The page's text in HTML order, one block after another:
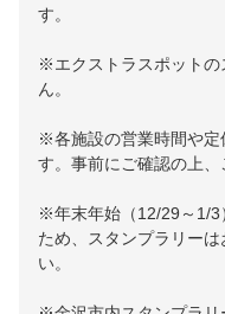
す。
※エクストラスポットの
ん。
※各施設の営業時間や定
す。事前にご確認の上、
※年末年始（12/29～1/3
ため、スタンプラリー
い。